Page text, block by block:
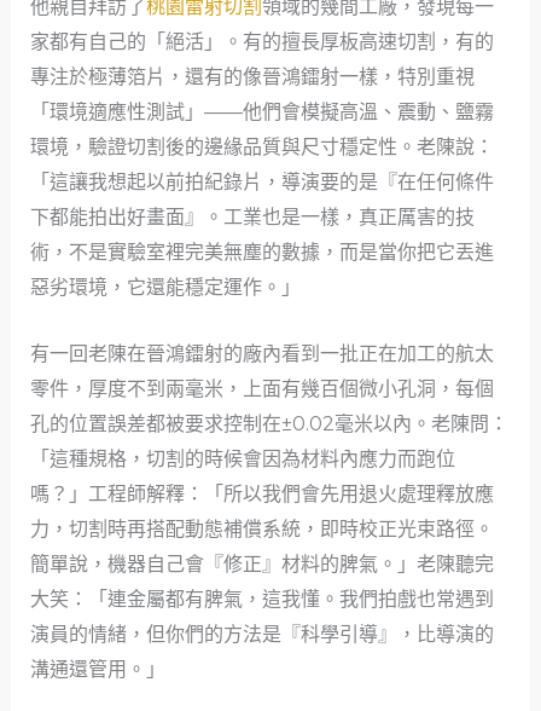
他親自拜訪了桃園雷射切割 領域的幾間工廠，發現每一
家都有自己的「絕活」。有的擅長厚板高速切割，有的
專注於極薄箔片，還有的像晉鴻鐳射一樣，特別重視
「環境適應性測試」——他們會模擬高溫、震動、鹽霧
環境，驗證切割後的邊緣品質與尺寸穩定性。老陳說：
「這讓我想起以前拍紀錄片，導演要的是『在任何條件
下都能拍出好畫面』。工業也是一樣，真正厲害的技
術，不是實驗室裡完美無塵的數據，而是當你把它丟進
惡劣環境，它還能穩定運作。」
有一回老陳在晉鴻鐳射的廠內看到一批正在加工的航太
零件，厚度不到兩毫米，上面有幾百個微小孔洞，每個
孔的位置誤差都被要求控制在±0.02毫米以內。老陳問：
「這種規格，切割的時候會因為材料內應力而跑位
嗎？」工程師解釋：「所以我們會先用退火處理釋放應
力，切割時再搭配動態補償系統，即時校正光束路徑。
簡單說，機器自己會『修正』材料的脾氣。」老陳聽完
大笑：「連金屬都有脾氣，這我懂。我們拍戲也常遇到
演員的情緒，但你們的方法是『科學引導』，比導演的
溝通還管用。」